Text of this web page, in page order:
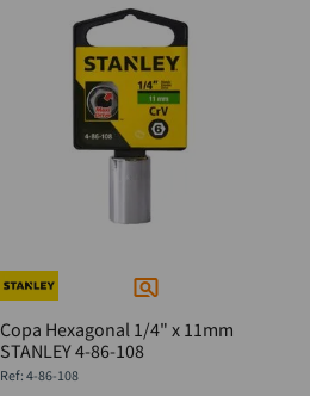
Copa Hexagonal 1/4" x 11mm
STANLEY 4-86-108
:4-86-108